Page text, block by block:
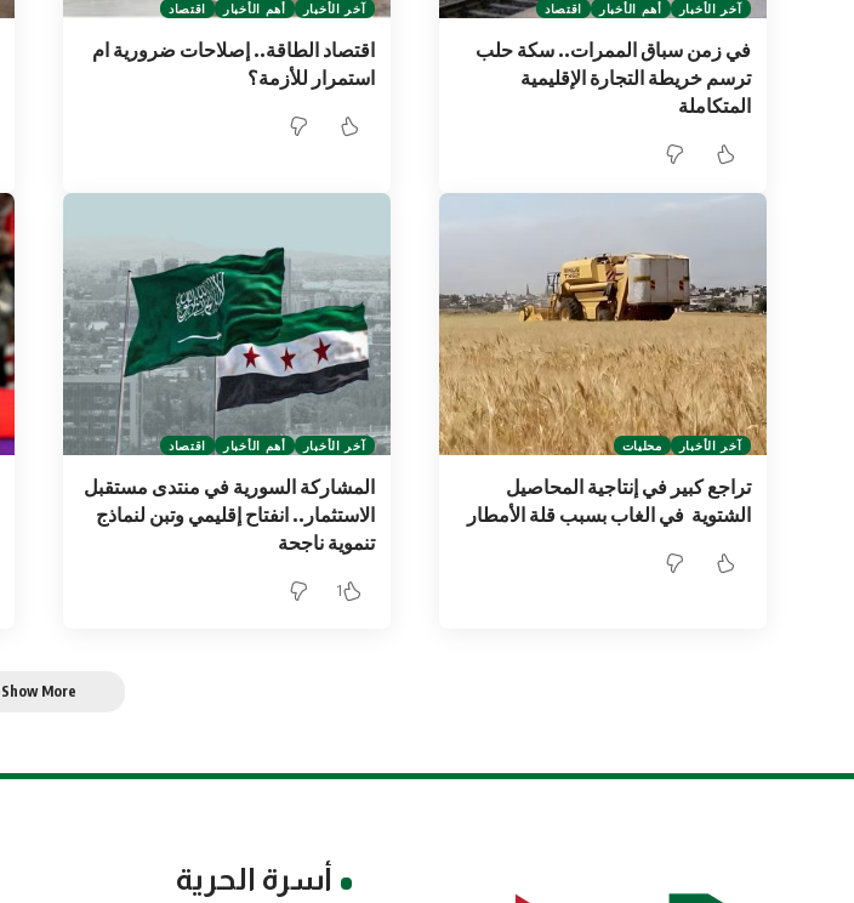
آخر الأخبار أهم الأخبار اقتصاد
في زمن سباق الممرات.. سكة حلب
ترسم خريطة التجارة الإقليمية
المتكاملة
آخر الأخبار أهم الأخبار اقتصاد
اقتصاد الطاقة.. إصلاحات ضرورية ام
استمرار للأزمة؟
آخر الأخبار محليات
تراجع كبير في إنتاجية المحاصيل
الشتوية في الغاب بسبب قلة الأمطار
آخر الأخبار أهم الأخبار اقتصاد
المشاركة السورية في منتدى مستقبل
الاستثمار.. انفتاح إقليمي وتبن لنماذج
تنموية ناجحة
1
Show More
أسرة الحرية